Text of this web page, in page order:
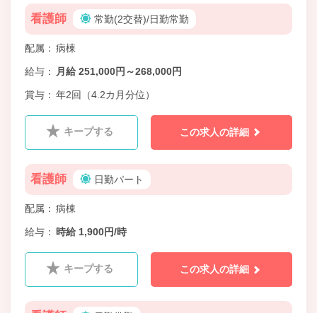
看護師 常勤(2交替)/日勤常勤
配属 病棟
給与 月給 251,000円～268,000円
賞与 年2回（4.2カ月分位）
キープする この求人の詳細
看護師 日勤パート
配属 病棟
給与 時給 1,900円/時
キープする この求人の詳細